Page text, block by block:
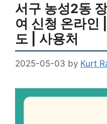
서구 농성2동
여 신청 온라인
도 | 사용처
2025-05-03 by Kurt